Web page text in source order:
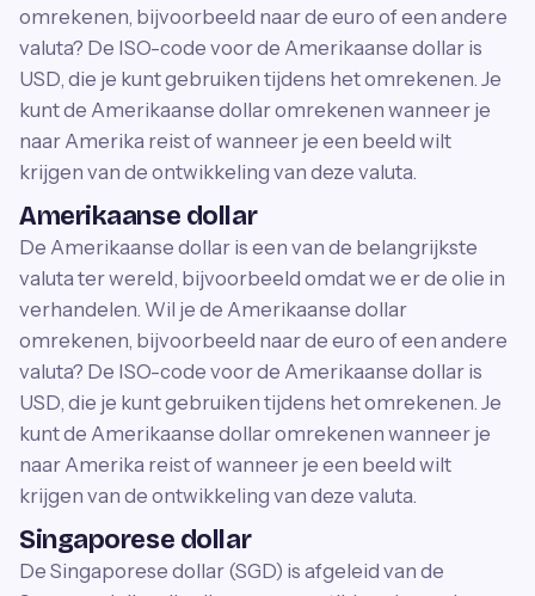
omrekenen, bijvoorbeeld naar de euro of een andere
valuta? De ISO-code voor de Amerikaanse dollar is
USD, die je kunt gebruiken tijdens het omrekenen. Je
kunt de Amerikaanse dollar omrekenen wanneer je
naar Amerika reist of wanneer je een beeld wilt
krijgen van de ontwikkeling van deze valuta.
Amerikaanse dollar
De Amerikaanse dollar is een van de belangrijkste
valuta ter wereld, bijvoorbeeld omdat we er de olie in
verhandelen. Wil je de Amerikaanse dollar
omrekenen, bijvoorbeeld naar de euro of een andere
valuta? De ISO-code voor de Amerikaanse dollar is
USD, die je kunt gebruiken tijdens het omrekenen. Je
kunt de Amerikaanse dollar omrekenen wanneer je
naar Amerika reist of wanneer je een beeld wilt
krijgen van de ontwikkeling van deze valuta.
Singaporese dollar
De Singaporese dollar (SGD) is afgeleid van de